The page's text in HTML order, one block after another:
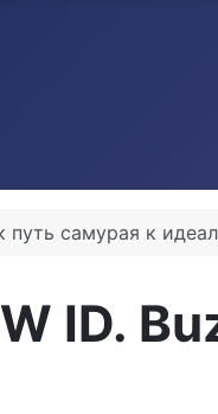
путь самурая к
ID.